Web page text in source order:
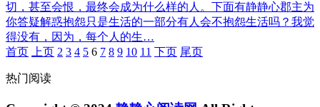
切，甚至会恨，最终会成为什么样的人。下面有静静心郡主为
你答疑解惑抱怨只是生活的一部分有人会不抱怨生活吗？我觉
得没有，因为，每个人的生…
首页
上页 2 3 4 5 6 7 8 9 10 11 下页 尾页
热门阅读